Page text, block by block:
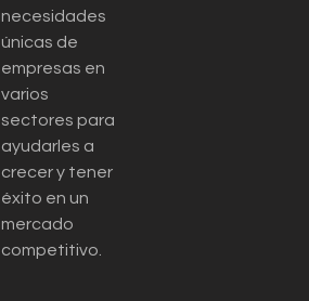
necesidades
únicas de
empresas en
varios
sectores para
ayudarles a
crecer y tener
éxito en un
mercado
competitivo.